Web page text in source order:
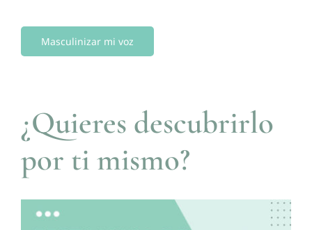
Masculinizar mi voz
¿Quieres descubrirlo
por ti mismo?